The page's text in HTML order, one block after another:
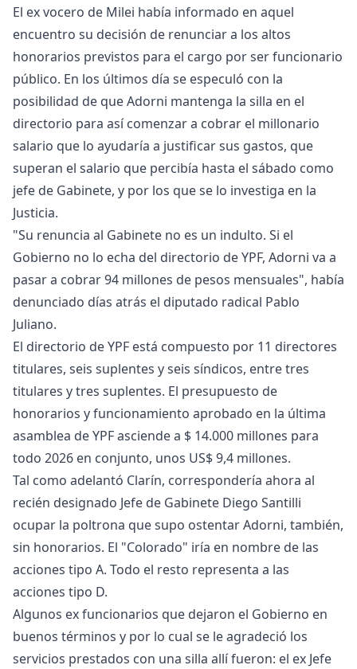
El ex vocero de Milei había informado en aquel
encuentro su decisión de renunciar a los altos
honorarios previstos para el cargo por ser funcionario
público. En los últimos día se especuló con la
posibilidad de que Adorni mantenga la silla en el
directorio para así comenzar a cobrar el millonario
salario que lo ayudaría a justificar sus gastos, que
superan el salario que percibía hasta el sábado como
jefe de Gabinete, y por los que se lo investiga en la
Justicia.
"Su renuncia al Gabinete no es un indulto. Si el
Gobierno no lo echa del directorio de YPF, Adorni va a
pasar a cobrar 94 millones de pesos mensuales", había
denunciado días atrás el diputado radical Pablo
Juliano.
El directorio de YPF está compuesto por 11 directores
titulares, seis suplentes y seis síndicos, entre tres
titulares y tres suplentes. El presupuesto de
honorarios y funcionamiento aprobado en la última
asamblea de YPF asciende a $ 14.000 millones para
todo 2026 en conjunto, unos US$ 9,4 millones.
Tal como adelantó Clarín, correspondería ahora al
recién designado Jefe de Gabinete Diego Santilli
ocupar la poltrona que supo ostentar Adorni, también,
sin honorarios. El "Colorado" iría en nombre de las
acciones tipo A. Todo el resto representa a las
acciones tipo D.
Algunos ex funcionarios que dejaron el Gobierno en
buenos términos y por lo cual se le agradeció los
servicios prestados con una silla allí fueron: el ex Jefe